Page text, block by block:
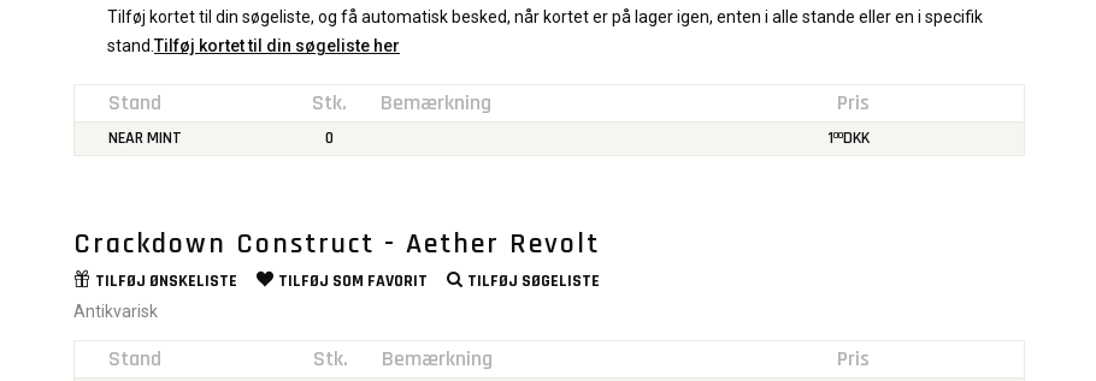
Tilføj kortet til din søgeliste, og få automatisk besked, når kortet er på lager igen, enten i alle stande eller en i specifik
stand. Tilføj kortet til din søgeliste her
Stand Stk. Bemærkning Pris
NEAR MINT 0 100DKK
Crackdown Construct - Aether Revolt
TILFØJ ØNSKELISTE TILFØJ SOM FAVORIT TILFØJ SØGELISTE
Antikvarisk
Stand Stk. Bemærkning Pris